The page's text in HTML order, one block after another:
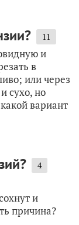
11
и
в
или через
сухо, но
вариант
4
и
причина?